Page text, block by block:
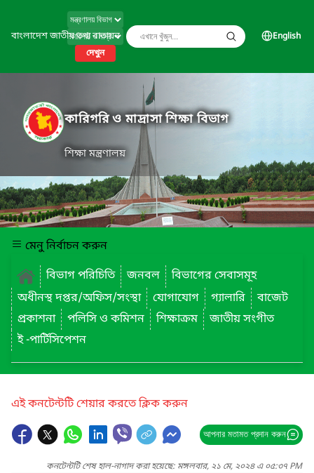
বাংলাদেশ জাতীয় তথ্য বাতায়ন
দেখুন
English
কারিগরি ও মাদ্রাসা শিক্ষা বিভাগ
শিক্ষা মন্ত্রণালয়
মেনু নির্বাচন করুন
বিভাগ পরিচিতি
জনবল
বিভাগের সেবাসমূহ
অধীনস্থ দপ্তর/অফিস/সংস্থা
যোগাযোগ গ্যালারি
বাজেট
প্রকাশনা
পলিসি ও কমিশন শিক্ষাক্রম
জাতীয় সংগীত
ই -পার্টিসিপেশন
এই কনটেন্টটি শেয়ার করতে ক্লিক করুন
আপনার মতামত প্রদান করুন
কনটেন্টটি শেষ হাল-নাগাদ করা হয়েছে: মঙ্গলবার, ২১ মে, ২০২৪ এ ০৫:৩৭ PM